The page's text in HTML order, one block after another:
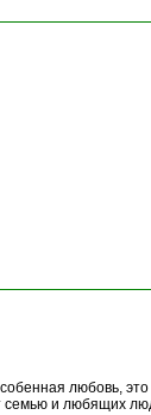
любовь,
и любящих